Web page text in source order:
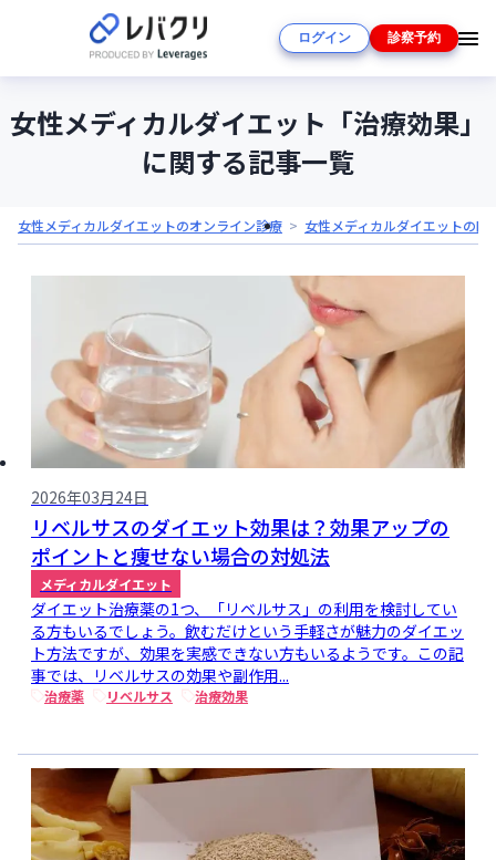
ログイン 診察予約
女性メディカルダイエット「治療効果」
に関する記事一覧
女性メディカルダイエットのオンライン診療 女性メディカルダイエットの医
2026年03月24日
リベルサスのダイエット効果は？効果アップの
ポイントと痩せない場合の対処法
メディカルダイエット
ダイエット治療薬の1つ、「リベルサス」の利用を検討してい
る方もいるでしょう。飲むだけという手軽さが魅力のダイエッ
ト方法ですが、効果を実感できない方もいるようです。この記
事では、リベルサスの効果や副作用...
治療薬 リベルサス 治療効果